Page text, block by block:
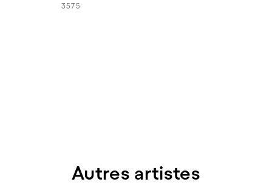
3575
Autres artistes